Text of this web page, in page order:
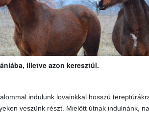
illetve azon keresztül.
indulunk lovainkkal hosszú
veszünk részt. Mielőtt útnak indulnánk,